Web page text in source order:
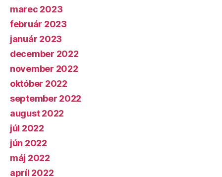
marec 2023
február 2023
január 2023
december 2022
november 2022
október 2022
september 2022
august 2022
júl 2022
jún 2022
máj 2022
apríl 2022